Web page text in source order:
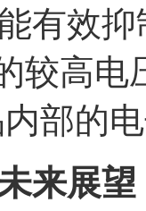
有效
较高
部的
来展望